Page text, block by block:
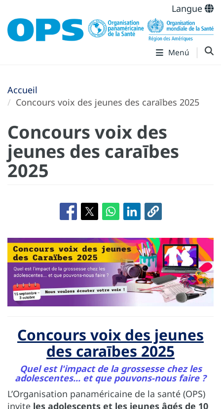
Langue
Menú
Accueil
Concours voix des jeunes des caraībes 2025
Concours voix des
jeunes des caraībes
2025
Concours voix des jeunes
des caraībes 2025
Quel est l'impact de la grossesse chez les
adolescentes... et que pouvons-nous faire ?
L’Organisation panaméricaine de la santé (OPS)
invite les adolescents et les jeunes âgés de 10